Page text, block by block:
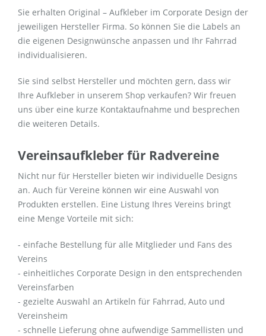
Sie erhalten Original – Aufkleber im Corporate Design der
jeweiligen Hersteller Firma. So können Sie die Labels an
die eigenen Designwünsche anpassen und Ihr Fahrrad
individualisieren.
Sie sind selbst Hersteller und möchten gern, dass wir
Ihre Aufkleber in unserem Shop verkaufen? Wir freuen
uns über eine kurze Kontaktaufnahme und besprechen
die weiteren Details.
Vereinsaufkleber für Radvereine
Nicht nur für Hersteller bieten wir individuelle Designs
an. Auch für Vereine können wir eine Auswahl von
Produkten erstellen. Eine Listung Ihres Vereins bringt
eine Menge Vorteile mit sich:
- einfache Bestellung für alle Mitglieder und Fans des
Vereins
- einheitliches Corporate Design in den entsprechenden
Vereinsfarben
- gezielte Auswahl an Artikeln für Fahrrad, Auto und
Vereinsheim
- schnelle Lieferung ohne aufwendige Sammellisten und